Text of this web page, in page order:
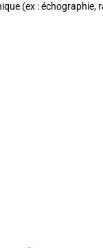
(ex : échographie,